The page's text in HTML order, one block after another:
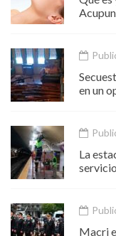
en un
La
Macri